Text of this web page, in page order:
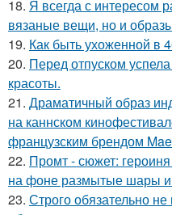
18. Я всегда с интересом
вязаные вещи, но и
19. Как быть ухоженной в
20. Перед отпуском
красоты.
21. Драматичный образ
на каннском
французским брендом
22. Промт - сюжет: героиня
на фоне размытые шары
23. Строго обязательно